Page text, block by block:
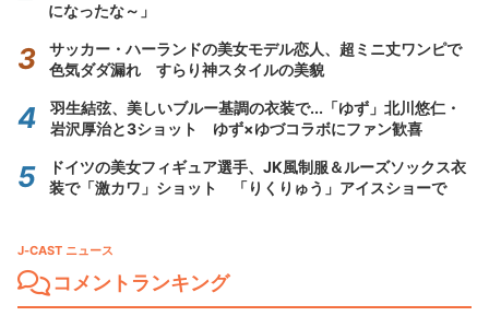
になったな～」
サッカー・ハーランドの美女モデル恋人、超ミニ丈ワンピで
色気ダダ漏れ すらり神スタイルの美貌
羽生結弦、美しいブルー基調の衣装で...「ゆず」北川悠仁・
岩沢厚治と3ショット ゆず×ゆづコラボにファン歓喜
ドイツの美女フィギュア選手、JK風制服＆ルーズソックス衣
装で「激カワ」ショット 「りくりゅう」アイスショーで
J-CAST ニュース
コメントランキング